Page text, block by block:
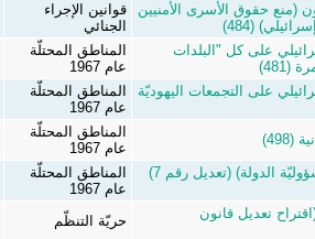
(منع حقوق الأسرى الأمنيين
(484)
قوانين الإجراء
الجنائي
على كل "البلدات
المناطق المحتلّة
عام 1967
على التجمعات اليهوديّة
المناطق المحتلّة
عام 1967
المناطق المحتلّة
عام 1967
اقتراح قانون الأضرار المدنيّة (مسؤوليّة الدولة) (تعديل رقم 7)
المناطق المحتلّة
عام 1967
تعديل قانون
حريّة التنظّم